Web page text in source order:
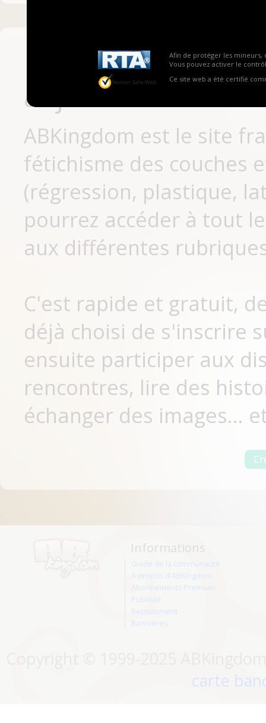
Afin de protéger les mineurs,
Vous pouvez activer le
Ce site web a été certifié
Pas encore
aujourd'hui
ABKingdom est le site
fétichisme des couches
(régression, plastique,
pourrez accéder à tout
aux différentes
C'est rapide et gratuit,
déjà choisi de s'inscrire
ensuite participer aux
rencontres, lire des
échanger des images...
Informations
Guide de la communauté
A propos d'ABKingdom
Abonnements Premium
Publicité
Recrutement
Bannières
carte